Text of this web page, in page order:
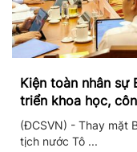
Kiện toàn nhân sự
triển khoa học,
chuyển đổi số
(ĐCSVN) - Thay mặt
tịch nước Tô ...